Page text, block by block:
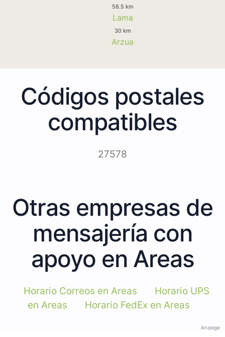
58.5 km
Lama
30 km
Arzua
Códigos postales
compatibles
27578
Otras empresas de
mensajería con
apoyo en Areas
Horario Correos en Areas
Horario UPS
en Areas
Horario FedEx en Areas
Anzeige